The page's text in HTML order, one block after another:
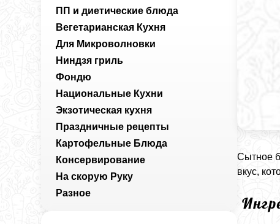
ПП и диетические блюда
Вегетарианская Кухня
Для Микроволновки
Ниндзя гриль
Фондю
Национальные Кухни
Экзотическая кухня
Праздничные рецепты
Картофельные Блюда
Консервирование
На скорую Руку
Разное
Сытное
вкус,